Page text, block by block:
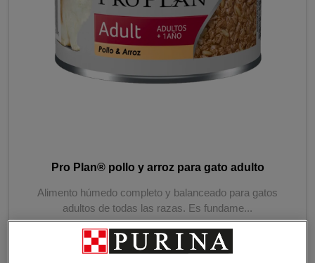
Pro Plan® pollo y arroz para gato adulto
Alimento húmedo completo y balanceado para gatos
adultos de todas las razas. Es fundame...